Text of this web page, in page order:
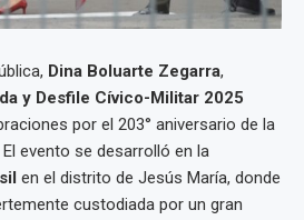
Dina Boluarte Zegarra,
y Desfile Cívico-Militar 2025
por el 203° aniversario de la
evento se desarrolló en la
en el distrito de Jesús María, donde
custodiada por un gran